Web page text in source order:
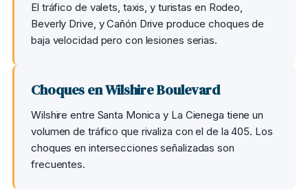
El tráfico de valets, taxis, y turistas en Rodeo,
Beverly Drive, y Cañón Drive produce choques de
baja velocidad pero con lesiones serias.
Choques en Wilshire Boulevard
Wilshire entre Santa Monica y La Cienega tiene un
volumen de tráfico que rivaliza con el de la 405. Los
choques en intersecciones señalizadas son
frecuentes.